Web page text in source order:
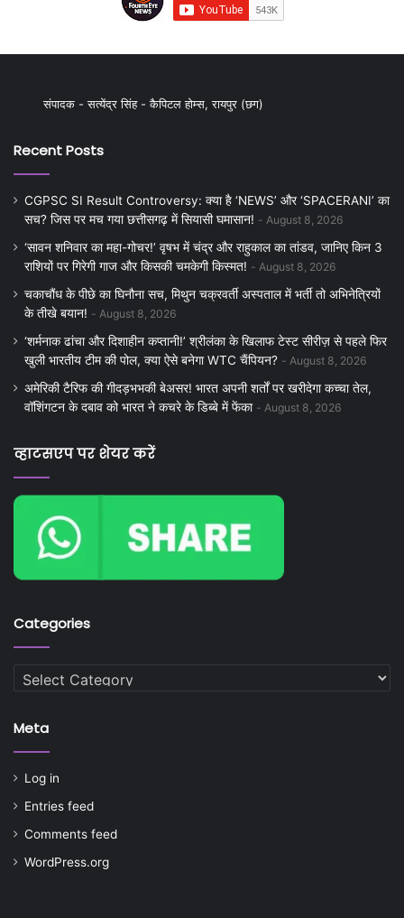
संपादक - सत्येंद्र सिंह - कैपिटल होम्स, रायपुर (छग)
Recent Posts
CGPSC SI Result Controversy: क्या है ‘NEWS’ और ‘SPACERANI’ का
सच? जिस पर मच गया छत्तीसगढ़ में सियासी घमासान!
August 8, 2026
‘सावन शनिवार का महा-गोचर!’ वृषभ में चंद्र और राहुकाल का तांडव, जानिए किन 3
राशियों पर गिरेगी गाज और किसकी चमकेगी किस्मत!
August 8, 2026
चकाचौंध के पीछे का घिनौना सच, मिथुन चक्रवर्ती अस्पताल में भर्ती तो अभिनेत्रियों
के तीखे बयान!
August 8, 2026
‘शर्मनाक ढांचा और दिशाहीन कप्तानी!’ श्रीलंका के खिलाफ टेस्ट सीरीज़ से पहले फिर
खुली भारतीय टीम की पोल, क्या ऐसे बनेगा WTC चैंपियन?
August 8, 2026
अमेरिकी टैरिफ की गीदड़भभकी बेअसर! भारत अपनी शर्तों पर खरीदेगा कच्चा तेल,
वॉशिंगटन के दबाव को भारत ने कचरे के डिब्बे में फेंका
August 8, 2026
व्हाटसएप पर शेयर करें
Categories
Categories
Meta
Log in
Entries feed
Comments feed
WordPress.org